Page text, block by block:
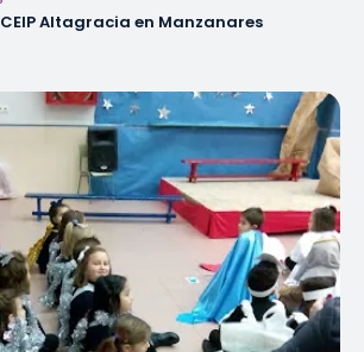
Altagracia en Manzanares